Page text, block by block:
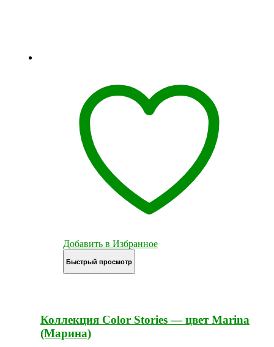
Добавить в Избранное
Быстрый просмотр
Коллекция Color Stories — цвет Marina
(Марина)